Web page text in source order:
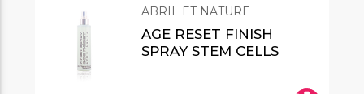
ABRIL ET NATURE
AGE RESET FINISH
SPRAY STEM CELLS